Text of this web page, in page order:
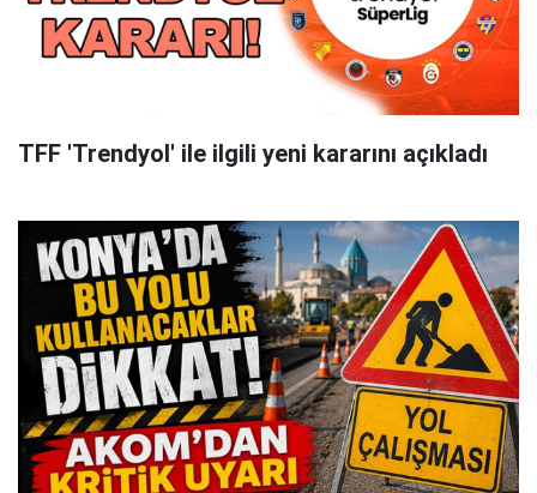
TFF 'Trendyol' ile ilgili yeni kararını açıkladı